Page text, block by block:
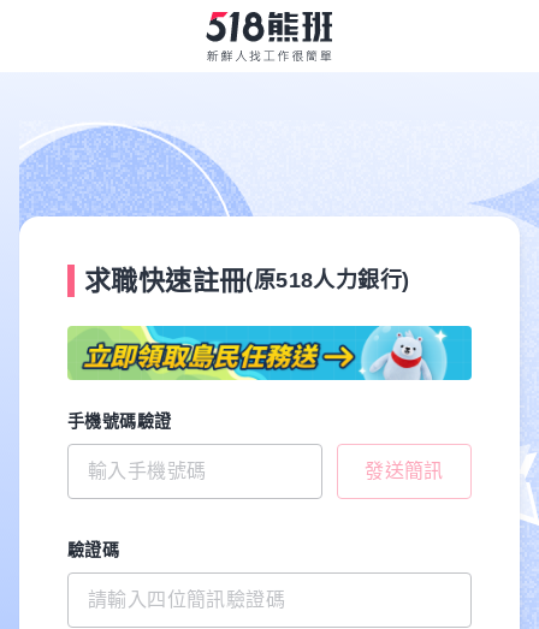
求職快速註冊(原518人力銀行)
手機號碼驗證
發送簡訊
驗證碼